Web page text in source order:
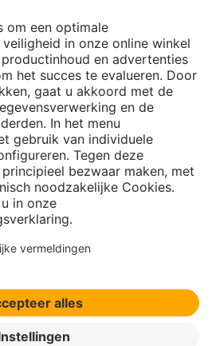
PROFISHOP
Privacy policy